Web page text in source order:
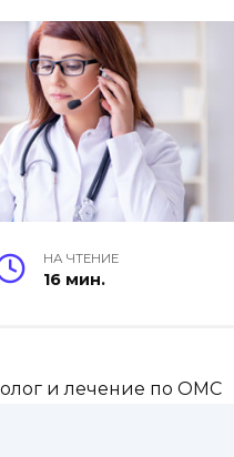
НА ЧТЕНИЕ
16 мин.